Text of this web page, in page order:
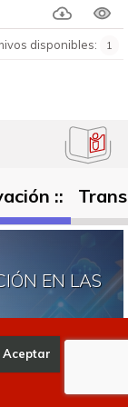
disponibles: 1
::
EN LAS
Aceptar